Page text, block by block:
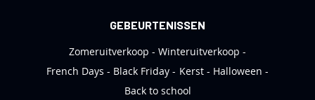
GEBEURTENISSEN
Zomeruitverkoop
Winteruitverkoop
French Days
Black Friday Kerst
Halloween
Back to school